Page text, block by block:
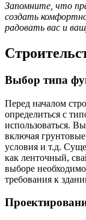
Запомните, что
создать
радовать вас и
Выбор типа
Перед началом
определиться с
использоваться.
включая
условия и т.д.
как ленточный,
выборе необходимо
требования к